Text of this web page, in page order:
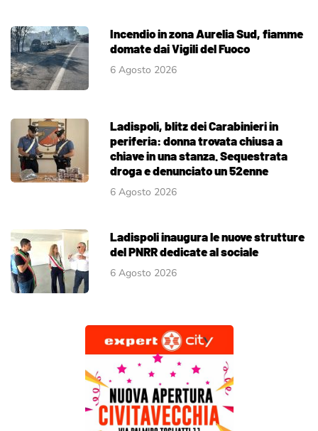
Incendio in zona Aurelia Sud, fiamme
domate dai Vigili del Fuoco
6 Agosto 2026
Ladispoli, blitz dei Carabinieri in
periferia: donna trovata chiusa a
chiave in una stanza. Sequestrata
droga e denunciato un 52enne
6 Agosto 2026
Ladispoli inaugura le nuove strutture
del PNRR dedicate al sociale
6 Agosto 2026